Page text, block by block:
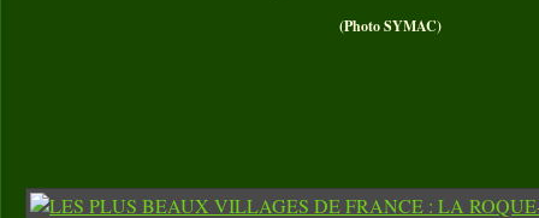
(Photo SYMAC)